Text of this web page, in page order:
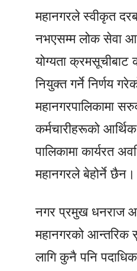
महानगरले स्वीकृत
नभएसम्म लोक सेवा
योग्यता क्रमसूचीबाट
नियुक्त गर्ने निर्णय
महानगरपालिकामा
कर्मचारीहरूको
पालिकामा कार्यरत
महानगरले बेहोर्ने छैन।
नगर प्रमुख धनराज
महानगरको आन्तरिक
लागि कुनै पनि